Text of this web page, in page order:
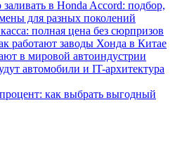
в Honda Accord: подбор,
для разных поколений
полная цена без сюрпризов
работают заводы Хонда в Китае
в мировой автоиндустрии
автомобили и IT-архитектура
как выбрать выгодный